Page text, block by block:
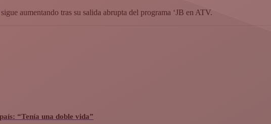
sigue aumentando tras su salida abrupta del programa ‘JB en ATV.
“Tenía una doble vida”